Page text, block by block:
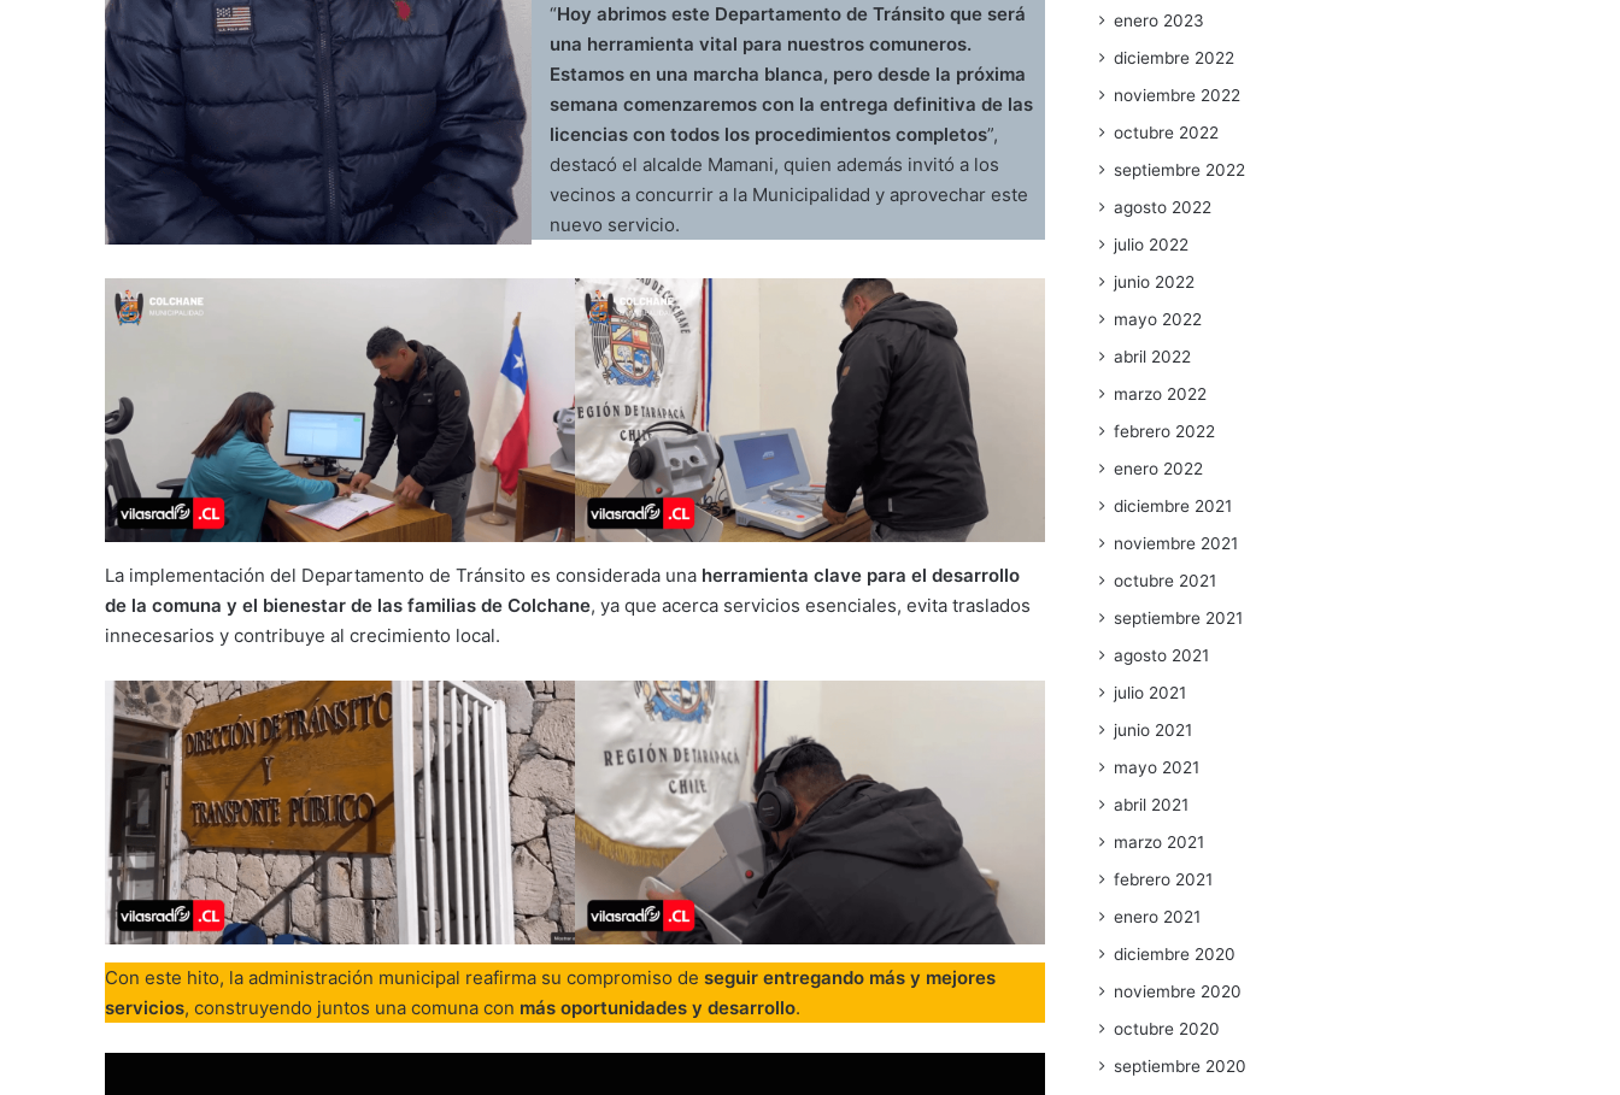
“Hoy abrimos este Departamento de Tránsito que será
una herramienta vital para nuestros comuneros.
Estamos en una marcha blanca, pero desde la próxima
semana comenzaremos con la entrega definitiva de las
licencias con todos los procedimientos completos”,
destacó el alcalde Mamani, quien además invitó a los
vecinos a concurrir a la Municipalidad y aprovechar este
nuevo servicio.
La implementación del Departamento de Tránsito es considerada una herramienta clave para el desarrollo
de la comuna y el bienestar de las familias de Colchane, ya que acerca servicios esenciales, evita traslados
innecesarios y contribuye al crecimiento local.
Con este hito, la administración municipal reafirma su compromiso de seguir entregando más y mejores
servicios, construyendo juntos una comuna con más oportunidades y desarrollo.
enero 2023
diciembre 2022
noviembre 2022
octubre 2022
septiembre 2022
agosto 2022
julio 2022
junio 2022
mayo 2022
abril 2022
marzo 2022
febrero 2022
enero 2022
diciembre 2021
noviembre 2021
octubre 2021
septiembre 2021
agosto 2021
julio 2021
junio 2021
mayo 2021
abril 2021
marzo 2021
febrero 2021
enero 2021
diciembre 2020
noviembre 2020
octubre 2020
septiembre 2020